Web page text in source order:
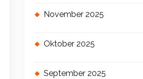
November 2025
Oktober 2025
September 2025